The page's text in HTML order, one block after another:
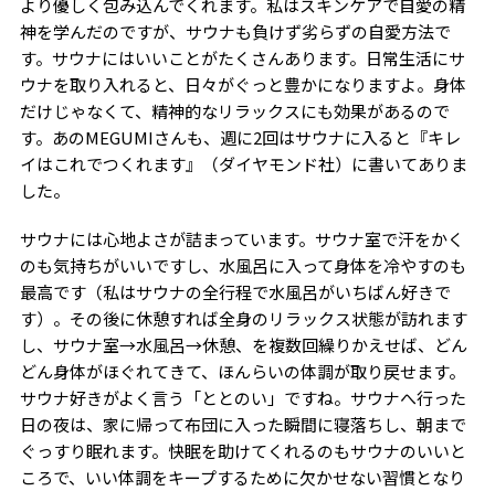
より優しく包み込んでくれます。私はスキンケアで自愛の精
神を学んだのですが、サウナも負けず劣らずの自愛方法で
す。サウナにはいいことがたくさんあります。日常生活にサ
ウナを取り入れると、日々がぐっと豊かになりますよ。身体
だけじゃなくて、精神的なリラックスにも効果があるので
す。あのMEGUMIさんも、週に2回はサウナに入ると『キレ
イはこれでつくれます』（ダイヤモンド社）に書いてありま
した。
サウナには心地よさが詰まっています。サウナ室で汗をかく
のも気持ちがいいですし、水風呂に入って身体を冷やすのも
最高です（私はサウナの全行程で水風呂がいちばん好きで
す）。その後に休憩すれば全身のリラックス状態が訪れます
し、サウナ室→水風呂→休憩、を複数回繰りかえせば、どん
どん身体がほぐれてきて、ほんらいの体調が取り戻せます。
サウナ好きがよく言う「ととのい」ですね。サウナへ行った
日の夜は、家に帰って布団に入った瞬間に寝落ちし、朝まで
ぐっすり眠れます。快眠を助けてくれるのもサウナのいいと
ころで、いい体調をキープするために欠かせない習慣となり